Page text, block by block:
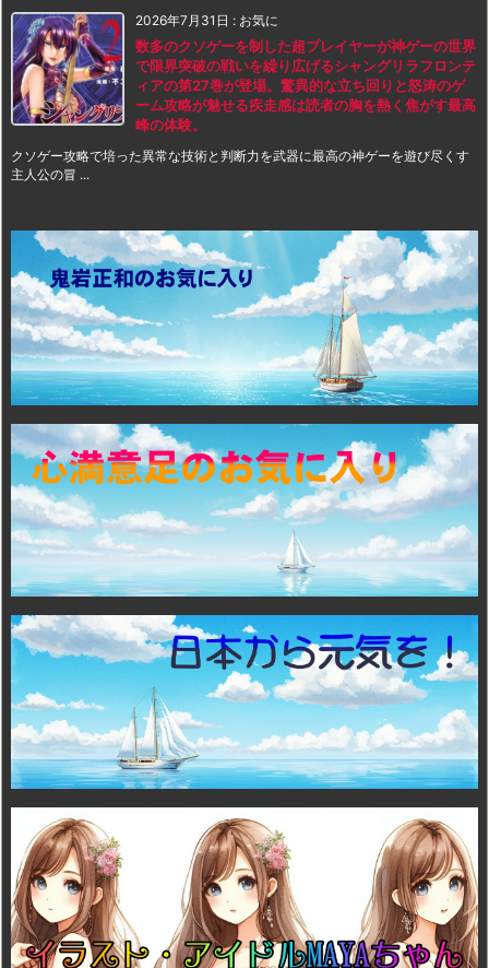
2026年7月31日 : お気に
数多のクソゲーを制した超プレイヤーが神ゲーの世界
で限界突破の戦いを繰り広げるシャングリラフロンテ
ィアの第27巻が登場。驚異的な立ち回りと怒涛のゲ
ーム攻略が魅せる疾走感は読者の胸を熱く焦がす最高
峰の体験。
クソゲー攻略で培った異常な技術と判断力を武器に最高の神ゲーを遊び尽くす
主人公の冒 ...